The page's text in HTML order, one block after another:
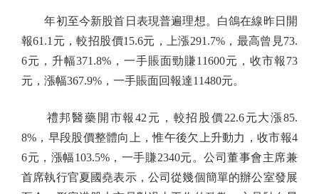
年初至今新股首日表現普遍理想。白鴿在線昨日開
報61.1元，較招股價15.6元，上漲291.7%，最高曾見73.
6元，升幅371.8%，一手賬面勁賺11600元，收市報73
元，漲幅367.9%，一手賬面回報達11480元。
禮邦醫藥開市報42元，較招股價22.6元大漲85.
8%，早段股價整體向上，惟午後欠上升動力，收市報4
6元，漲幅103.5%，一手賺2340元。公司董事會主席兼
首席執行官夏國堯表示，公司從幾個簡單的辦公室發展